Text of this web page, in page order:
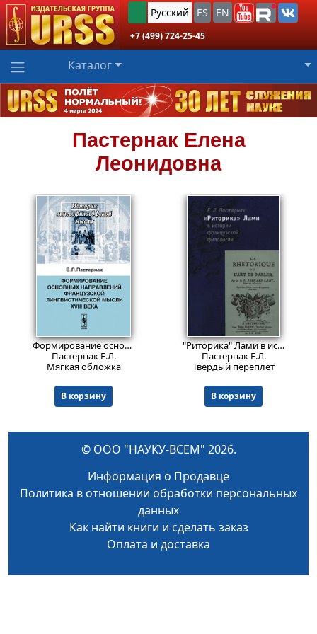
Русский ES EN
+7 (499) 724-25-45
Каталог
Пастернак Елена
Леонидовна
679 ₽
Формирование основных направлений французской лингвистической мысли XVIII века
Пастернак Е.Л.
Мягкая обложка
В корзину
519₽
"Риторика" Лами в истории французской филологии
Пастернак Е.Л.
Твердый переплет
В корзину
© ООО "НАУКУ-ВСЕМ" 2026.
Информация о Продавце
Политика в отношении обработки персональных
данных
Как найти книги и сделать заказ
Оплата и доставка